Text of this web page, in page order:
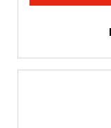
Run-flat
Run-flat
Keine